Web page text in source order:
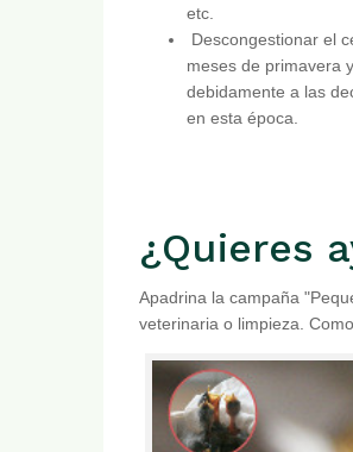
etc.
Descongestionar el
meses de primavera
debidamente a las
en esta época.
¿Quieres
Apadrina la campaña
veterinaria o limpieza.